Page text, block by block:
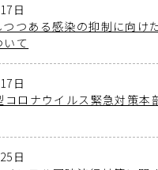
日
つつある感染の抑制に向け
いて
日
コロナウイルス緊急対策本
日